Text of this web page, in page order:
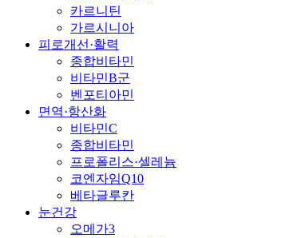
카르니틴
가르시니아
피로개선·활력
종합비타민
비타민B군
벤포티아민
면역·항산화
비타민C
종합비타민
프로폴리스·셀레늄
코엔자임Q10
베타글루칸
눈건강
오메가3